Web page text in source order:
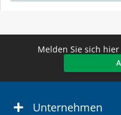
Melden Sie sich
Unternehmen